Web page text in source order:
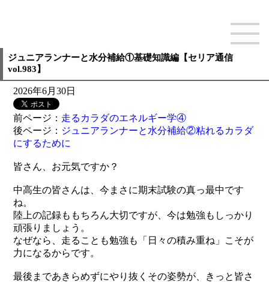
ジュニアランナーと水分補給①基礎知識編【セリア通信
vol.983】
2026年6月30日
前ページ： 走るカラダのエネルギー学④
後ページ： ジュニアランナーと水分補給②粘れるカラダ
にするために
皆さん、お元気ですか？
中高生の皆さんは、今まさに期末試験の真っ最中です
ね。
陸上の記録ももちろん大切ですが、今は勉強もしっかり
頑張りましょう。
なぜなら、走ることも勉強も「日々の積み重ね」こそが
力になるからです。
最後まであきらめずにやり抜くその姿勢が、きっと皆さ